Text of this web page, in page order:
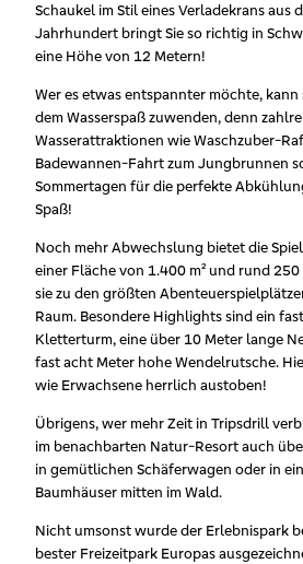
Schaukel im Stil eines Verladekrans aus
Jahrhundert bringt Sie so richtig in
eine Höhe von 12 Metern!
Wer es etwas entspannter möchte,
dem Wasserspaß zuwenden, denn
Wasserattraktionen wie Waschzuber-
Badewannen-Fahrt zum Jungbrunnen
Sommertagen für die perfekte
Spaß!
Noch mehr Abwechslung bietet die
einer Fläche von 1.400 m² und rund
sie zu den größten
Raum. Besondere Highlights sind ein
Kletterturm, eine über 10 Meter lange
fast acht Meter hohe Wendelrutsche.
wie Erwachsene herrlich austoben!
Übrigens, wer mehr Zeit in Tripsdrill
im benachbarten Natur-Resort auch
in gemütlichen Schäferwagen oder in
Baumhäuser mitten im Wald.
Nicht umsonst wurde der Erlebnispark
bester Freizeitpark Europas